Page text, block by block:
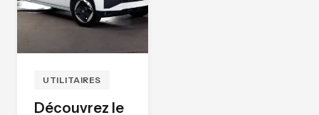
UTILITAIRES
Découvrez le